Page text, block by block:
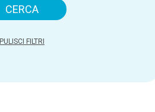
PULISCI FILTRI